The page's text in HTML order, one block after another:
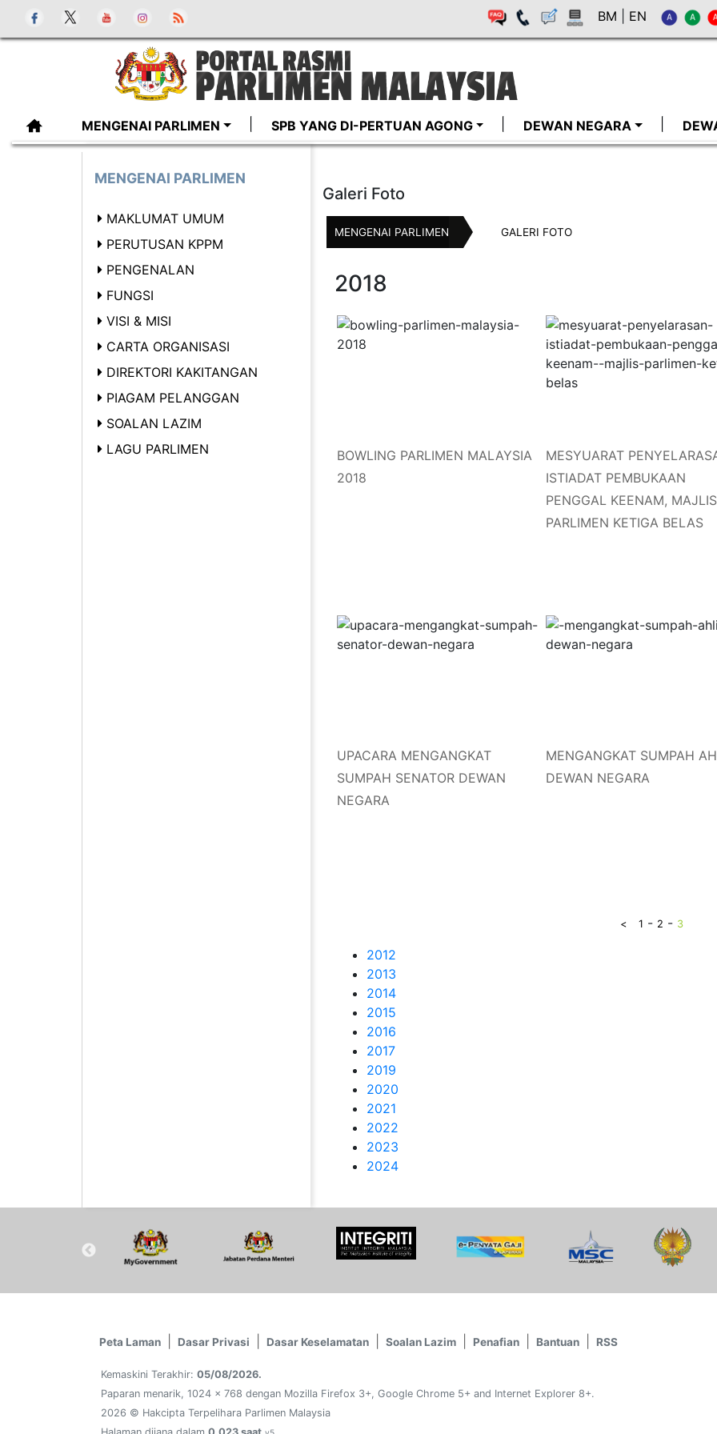
BM EN
MENGENAI PARLIMEN SPB YANG DI-PERTUAN AGONG DEWAN NEGARA
Galeri Foto
MENGENAI PARLIMEN GALERI FOTO
2018
BOWLING PARLIMEN MALAYSIA
2018
MESYUARAT
ISTIADAT PEMBUKAAN
PENGGAL KEENAM, MAJLIS
PARLIMEN KETIGA BELAS
UPACARA MENGANGKAT
SUMPAH SENATOR DEWAN
NEGARA
MENGANGKAT SUMPAH
DEWAN NEGARA
< 1 - 2 - 3
2012
2013
2014
2015
2016
2017
2019
2020
2021
2022
2023
2024
MENGENAI PARLIMEN
MAKLUMAT UMUM
PERUTUSAN KPPM
PENGENALAN
FUNGSI
VISI & MISI
CARTA ORGANISASI
DIREKTORI KAKITANGAN
PIAGAM PELANGGAN
SOALAN LAZIM
LAGU PARLIMEN
Peta Laman Dasar Privasi Dasar Keselamatan Soalan Lazim Penafian Bantuan RSS
Kemaskini Terakhir: 05/08/2026.
Paparan menarik, 1024 x 768 dengan Mozilla Firefox 3+, Google Chrome 5+ and Internet Explorer 8+.
2026 © Hakcipta Terpelihara Parlimen Malaysia